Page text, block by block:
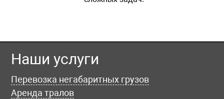
Наши услуги
Перевозка негабаритных грузов
Аренда тралов